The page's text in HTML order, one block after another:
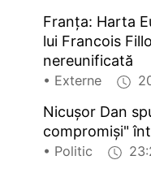
Franța: Harta
lui Francois
nereunificată
• Externe
Nicușor Dan
compromiși"
• Politic